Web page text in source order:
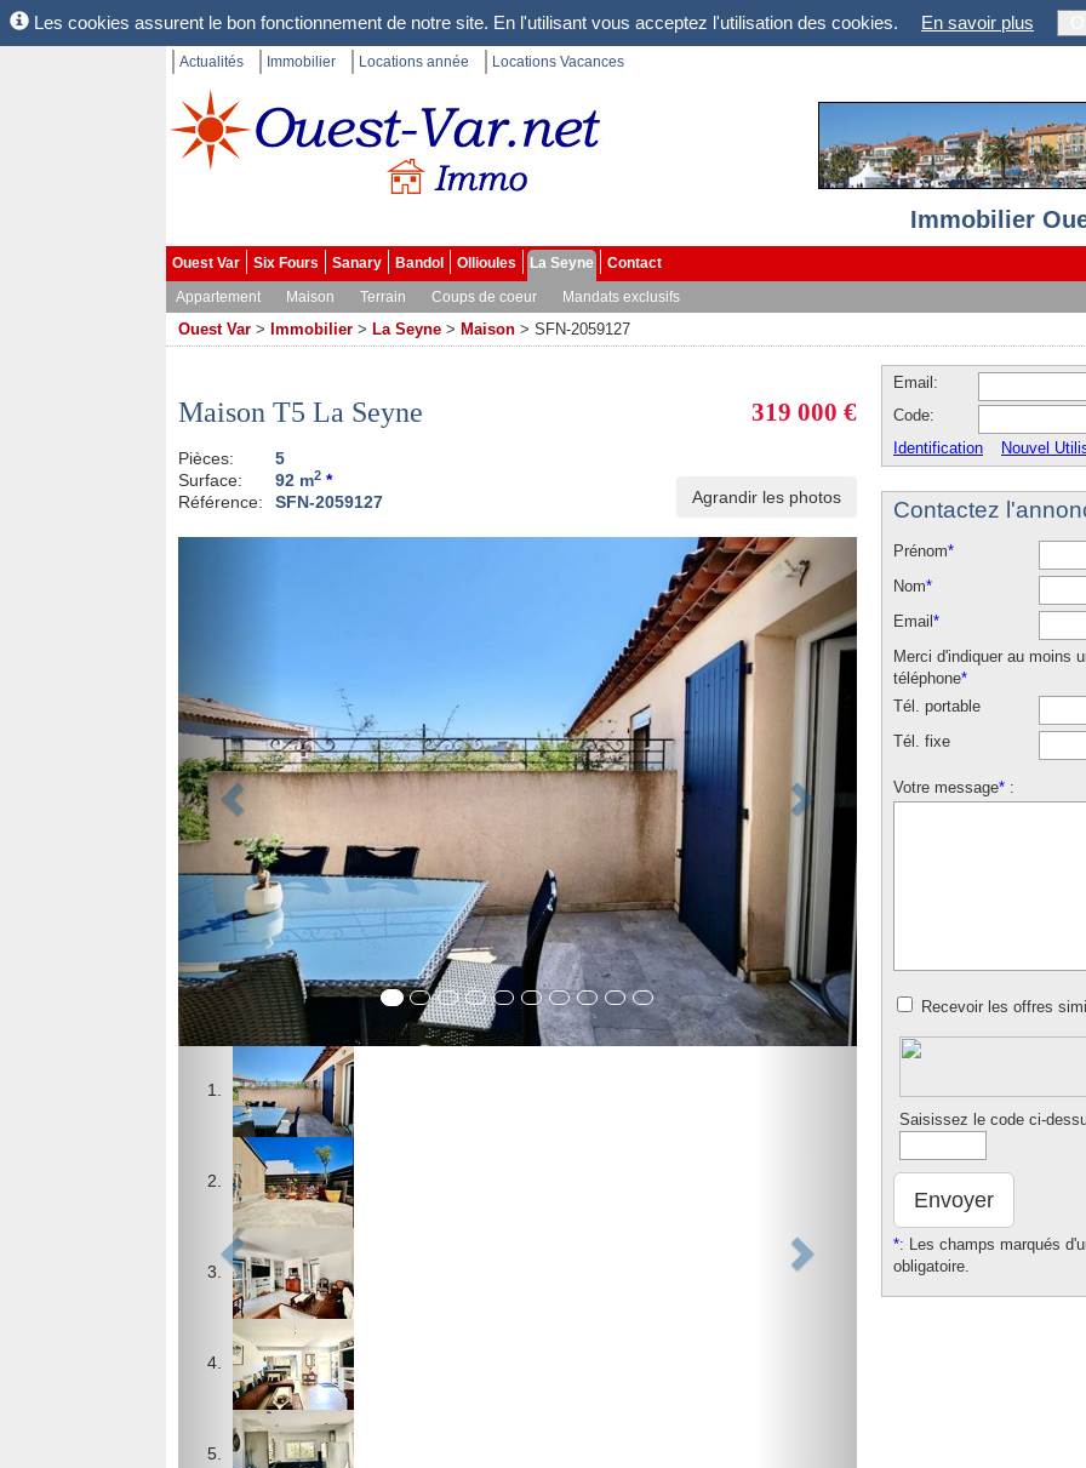
Les cookies assurent le bon fonctionnement de notre site. En l'utilisant vous acceptez l'utilisation des cookies. En savoir plus
Actualités Immobilier Locations année Locations Vacances
Immobilier
Ouest Var Six Fours Sanary Bandol Ollioules La Seyne
Contact
Appartement
Maison Terrain Coups de coeur Mandats exclusifs
Ouest Var > Immobilier > La Seyne > Maison > SFN-2059127
319 000 €
Maison T5 La Seyne
Pièces:
5
Surface:
92 m2 *
Référence:
SFN-2059127 Agrandir les photos
Email:
Code:
Identification
Nouvel
Contactez
Prénom*
Nom*
Email *
Merci d'indiquer au moins
téléphone*
Tél. portable
Tél. fixe
Votre message* :
Recevoir les offres
Saisissez le code ci-
Envoyer
*: Les champs marqués
obligatoire.